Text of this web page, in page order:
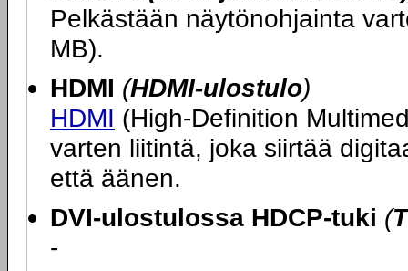
Pelkästään näytönohjainta
MB).
HDMI (HDMI-ulostulo)
HDMI (High-Definition
varten liitintä, joka siirtää
että äänen.
DVI-ulostulossa HDCP-tuki (
-